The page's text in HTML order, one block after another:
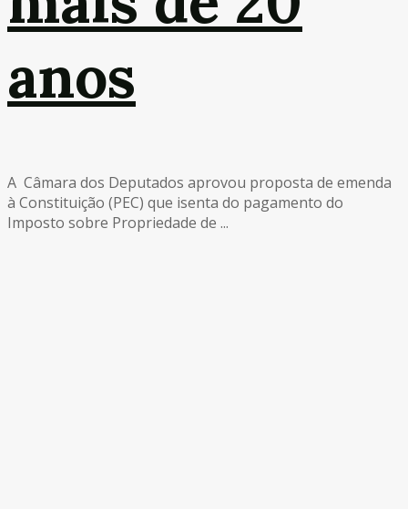
anos
A Câmara dos Deputados aprovou proposta de emenda
à Constituição (PEC) que isenta do pagamento do
Imposto sobre Propriedade de ...